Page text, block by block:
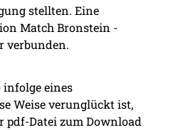
stellten. Eine
Match Bronstein -
verbunden.
infolge eines
Weise verunglückt ist,
pdf-Datei zum Download